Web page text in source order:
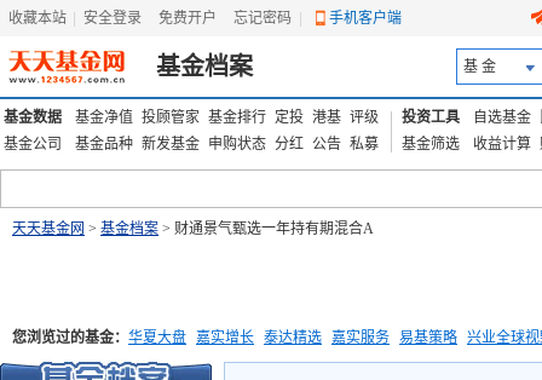
收藏本站 安全登录 免费开户 忘记密码 手机客户端
基金档案 基 金
基金数据 基金净值 投顾管家 基金排行 定投 港基 评级
基金公司
基金品种 新发基金 申购状态 分红 公告 私募
投资工具 自选基金
基金筛选
收益计算
天天基金网 > 基金档案 > 财通景气甄选一年持有期混合A
您浏览过的基金： 华夏大盘 嘉实增长 泰达精选 嘉实服务 易基策略 兴业全球
添富优势 华安宏利 上证180价值ETF